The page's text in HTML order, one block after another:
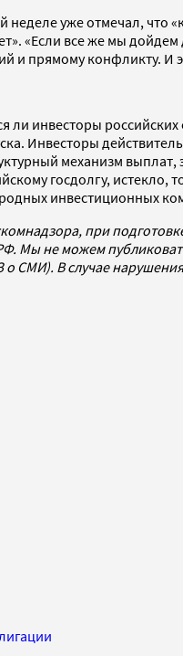
уже отмечал, что
«Если все же мы
и прямому конфликту. И
ли инвесторы
Инвесторы
механизм
госдолгу,
инвестиционных
при
Мы не можем
о СМИ). В случае